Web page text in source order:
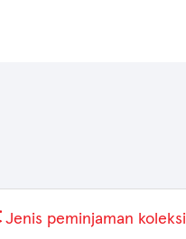
Jenis peminjaman koleksi